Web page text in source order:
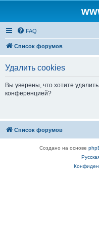
FAQ
Список форумов
Удалить cookies
Вы уверены, что хотите
конференцией?
Список форумов
Создано на основе